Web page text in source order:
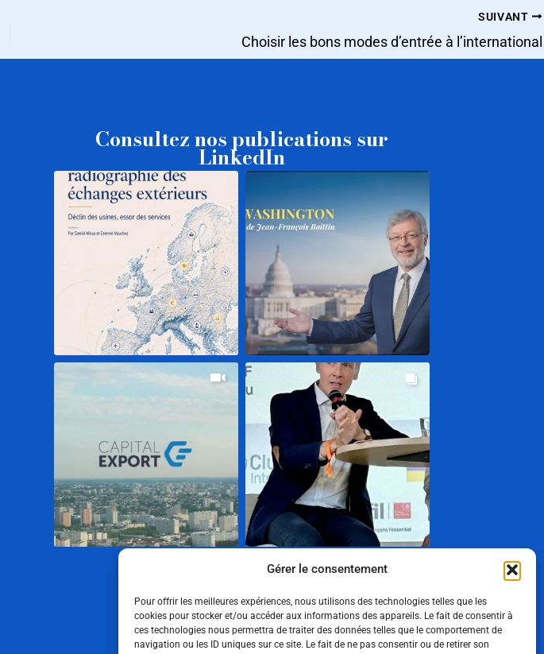
Gérer le consentement
Pour offrir les meilleures expériences, nous utilisons des technologies telles que les
cookies pour stocker et/ou accéder aux informations des appareils. Le fait de consentir à
ces technologies nous permettra de traiter des données telles que le comportement de
navigation ou les ID uniques sur ce site. Le fait de ne pas consentir ou de retirer son
SUIVANT
Choisir les bons modes d’entrée à l’international
Consultez nos publications sur
LinkedIn
Suivez-nous